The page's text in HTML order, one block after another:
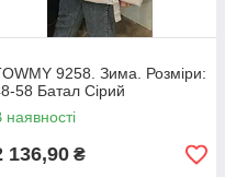
9258. Зима. Розміри:
58 Батал Сірий
наявності
136,90 ₴